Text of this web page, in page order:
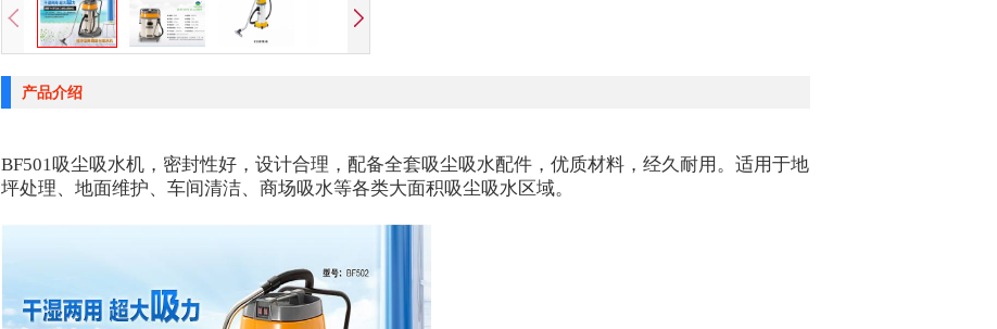
产品介绍
BF501吸尘吸水机，密封性好，设计合理，配备全套吸尘吸水配件，优质材料，经久耐用。适用于地
坪处理、地面维护、车间清洁、商场吸水等各类大面积吸尘吸水区域。